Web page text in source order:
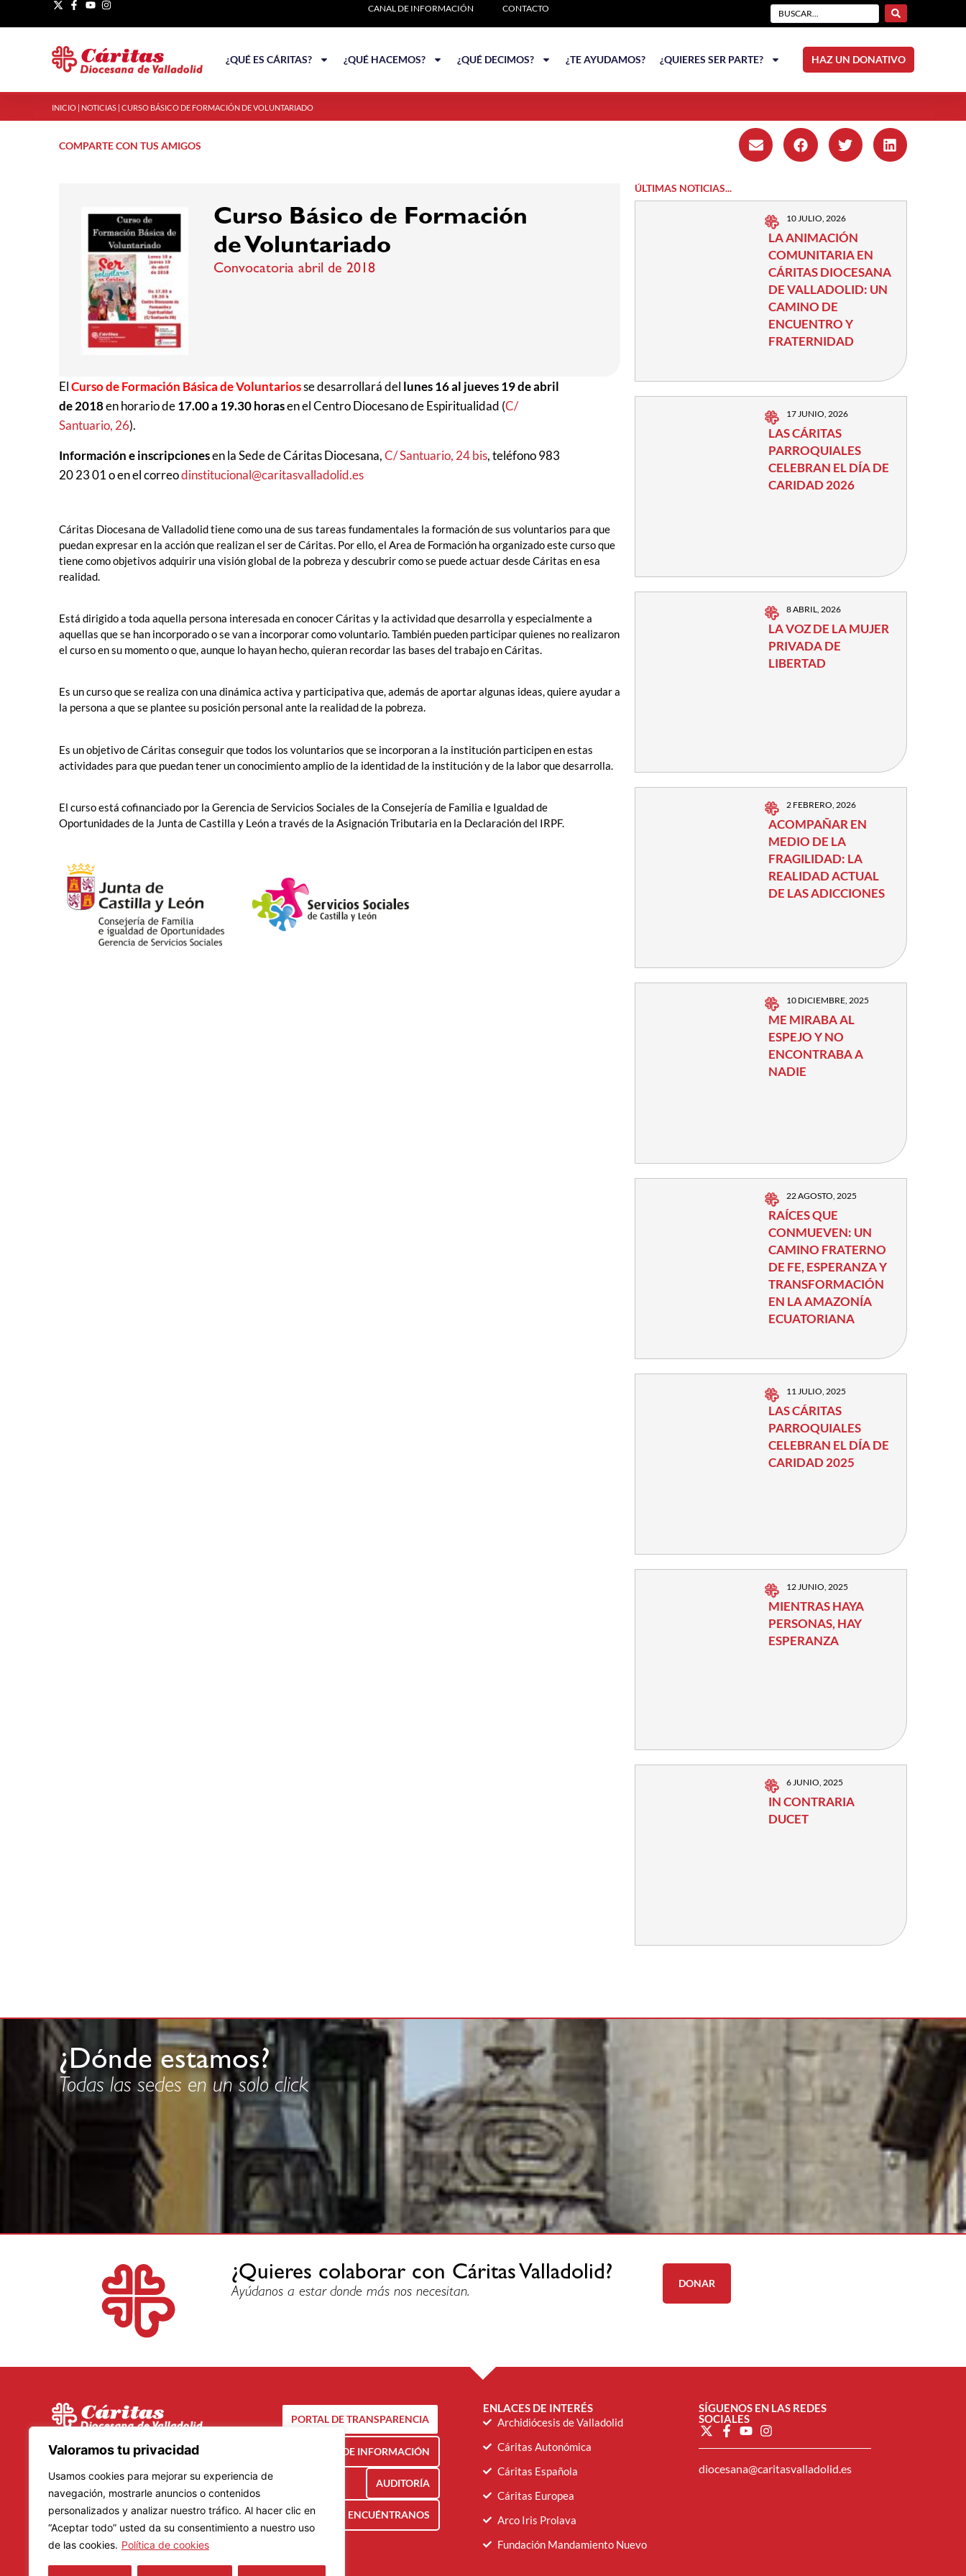
Valoramos tu privacidad
Usamos cookies para mejorar su experiencia de
navegación, mostrarle anuncios o contenidos
personalizados y analizar nuestro tráfico. Al hacer clic en
“Aceptar todo” usted da su consentimiento a nuestro uso
de las cookies. Política de cookies
CANAL DE INFORMACIÓN CONTACTO
¿QUÉ ES CÁRITAS? ¿QUÉ HACEMOS? ¿QUÉ DECIMOS? ¿TE AYUDAMOS? ¿QUIERES SER PARTE? HAZ UN DONATIVO
INICIO | NOTICIAS | CURSO BÁSICO DE FORMACIÓN DE VOLUNTARIADO
COMPARTE CON TUS AMIGOS
Curso Básico de Formación
de Voluntariado
Convocatoria abril de 2018
ElCurso de Formación Básica de Voluntariosse desarrollará del lunes 16 al jueves 19 de abril
de 2018en horario de17.00 a 19.30 horasen el Centro Diocesano de Espiritualidad (C/
Santuario, 26).
Información e inscripcionesen la Sede de Cáritas Diocesana,C/ Santuario, 24 bis, teléfono 983
20 23 01 o en el correodinstitucional@caritasvalladolid.es
Cáritas Diocesana de Valladolid tiene como una de sus tareas fundamentales la formación de sus voluntarios para que
puedan expresar en la acción que realizan el ser de Cáritas. Por ello, el Area de Formación ha organizado este curso que
tiene como objetivos adquirir una visión global de la pobreza y descubrir como se puede actuar desde Cáritas en esa
realidad.
Está dirigido a toda aquella persona interesada en conocer Cáritas y la actividad que desarrolla y especialmente a
aquellas que se han incorporado o se van a incorporar como voluntario. También pueden participar quienes no realizaron
el curso en su momento o que, aunque lo hayan hecho, quieran recordar las bases del trabajo en Cáritas.
Es un curso que se realiza con una dinámica activa y participativa que, además de aportar algunas ideas, quiere ayudar a
la persona a que se plantee su posición personal ante la realidad de la pobreza.
Es un objetivo de Cáritas conseguir que todos los voluntarios que se incorporan a la institución participen en estas
actividades para que puedan tener un conocimiento amplio de la identidad de la institución y de la labor que desarrolla.
El curso está cofinanciado por la Gerencia de Servicios Sociales de la Consejería de Familia e Igualdad de
Oportunidades de la Junta de Castilla y León a través de la Asignación Tributaria en la Declaración del IRPF.
ÚLTIMAS NOTICIAS...
10 JULIO, 2026
LA ANIMACIÓN
COMUNITARIA EN
CÁRITAS DIOCESANA
DE VALLADOLID: UN
CAMINO DE
ENCUENTRO Y
FRATERNIDAD
17 JUNIO, 2026
LAS CÁRITAS
PARROQUIALES
CELEBRAN EL DÍA DE
CARIDAD 2026
8 ABRIL, 2026
LA VOZ DE LA MUJER
PRIVADA DE
LIBERTAD
2 FEBRERO, 2026
ACOMPAÑAR EN
MEDIO DE LA
FRAGILIDAD: LA
REALIDAD ACTUAL
DE LAS ADICCIONES
10 DICIEMBRE, 2025
ME MIRABA AL
ESPEJO Y NO
ENCONTRABA A
NADIE
22 AGOSTO, 2025
RAÍCES QUE
CONMUEVEN: UN
CAMINO FRATERNO
DE FE, ESPERANZA Y
TRANSFORMACIÓN
EN LA AMAZONÍA
ECUATORIANA
11 JULIO, 2025
LAS CÁRITAS
PARROQUIALES
CELEBRAN EL DÍA DE
CARIDAD 2025
12 JUNIO, 2025
MIENTRAS HAYA
PERSONAS, HAY
ESPERANZA
6 JUNIO, 2025
IN CONTRARIA
DUCET
¿Dónde estamos?
Todas las sedes en un solo click
¿Quieres colaborar con Cáritas Valladolid?
Ayúdanos a estar donde más nos necesitan.
DONAR
47002 – Valladolid
Teléfono: 983 20 23 01
Lunes a Viernes
Mañanas: De 9.00 a 14.00 horas
Tardes: De 16.00 a 19.00 horas
PORTAL DE TRANSPARENCIA
CANAL DE INFORMACIÓN
AUDITORÍA
ENCUÉNTRANOS
ENLACES DE INTERÉS
Archidiócesis de Valladolid
Cáritas Autonómica
Cáritas Española
Cáritas Europea
Arco Iris Prolava
Fundación Mandamiento Nuevo
SÍGUENOS EN LAS REDES
SOCIALES
diocesana@caritasvalladolid.es